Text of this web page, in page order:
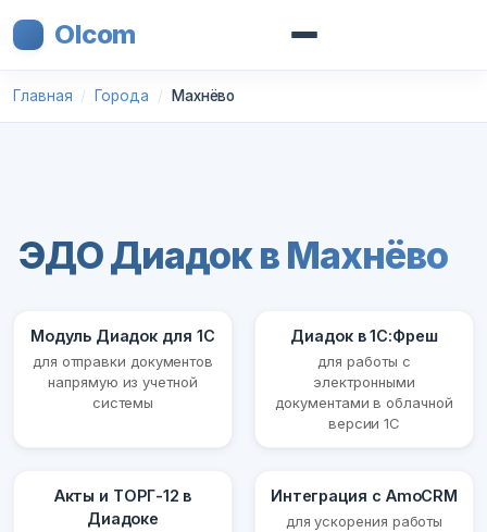
Olcom
Главная Города Махнёво
ЭДО Диадок в Махнёво
Модуль Диадок для 1С
для отправки документов
напрямую из учетной
системы
Диадок в 1С:Фреш
для работы с
электронными
документами в облачной
версии 1С
Акты и ТОРГ-12 в
Диадоке
Интеграция с AmoCRM
для ускорения работы